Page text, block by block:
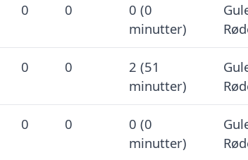
0 0
0 (0
minutter)
0 0
2 (51
minutter)
0 0
0 (0
minutter)